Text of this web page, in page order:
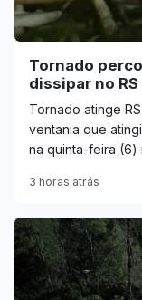
Tornado
dissipar no RS
Tornado atinge
ventania que
na quinta-feira (6)
3 horas atrás